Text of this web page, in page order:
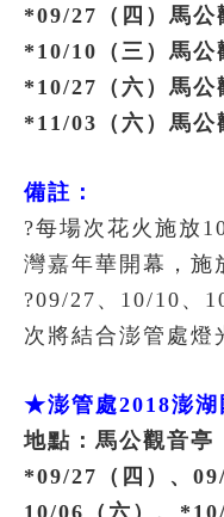
*09/27（四）馬公
*10/10（三）馬公
*10/27（六）馬公
*11/03（六）馬公
備註：
?每場次花火施放
灣嘉年華開幕，施
?09/27、10/10、
次將結合澎管處燈
★澎管處2018澎
地點：馬公觀音亭
*09/27（四）、
10/06（六）、